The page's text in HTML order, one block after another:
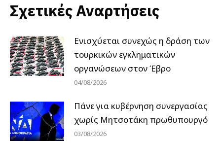
Σχετικές Αναρτήσεις
Ενισχύεται συνεχώς η δράση των
τουρκικών εγκληματικών
οργανώσεων στον Έβρο
04/08/2026
Πάνε για κυβέρνηση συνεργασίας
χωρίς Μητσοτάκη πρωθυπουργό
03/08/2026